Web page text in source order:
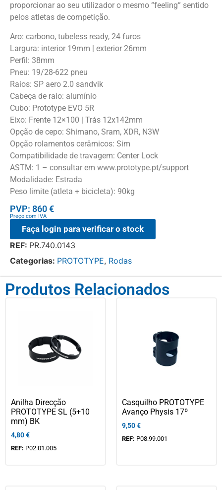
proporcionar ao seu utilizador o mesmo “feeling” sentido
pelos atletas de competição.
Aro: carbono, tubeless ready, 24 furos
Largura: interior 19mm | exterior 26mm
Perfil: 38mm
Pneu: 19/28-622 pneu
Raios: SP aero 2.0 sandvik
Cabeça de raio: alumínio
Cubo: Prototype EVO 5R
Eixo: Frente 12×100 | Trás 12x142mm
Opção de cepo: Shimano, Sram, XDR, N3W
Opção rolamentos cerâmicos: Sim
Compatibilidade de travagem: Center Lock
ASTM: 1 – consultar em www.prototype.pt/support
Modalidade: Estrada
Peso limite (atleta + bicicleta): 90kg
PVP: 860 €
Preço com IVA
Faça login para verificar o stock
REF: PR.740.0143
Categorias: PROTOTYPE, Rodas
Produtos Relacionados
Anilha Direcção
PROTOTYPE SL (5+10
mm) BK
4,80€
REF: P02.01.005
Casquilho PROTOTYPE
Avanço Physis 17º
9,50€
REF: P08.99.001